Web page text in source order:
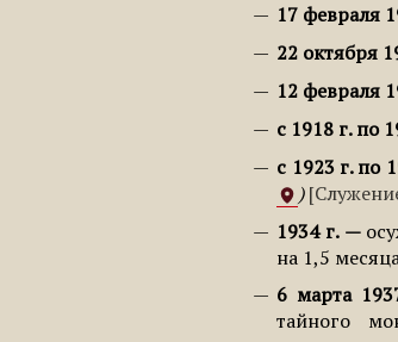
17 февраля
22 октября
12 февраля
с 1918 г. по
с 1923 г. по
1934 г.
на 1,5
6 марта
тайного